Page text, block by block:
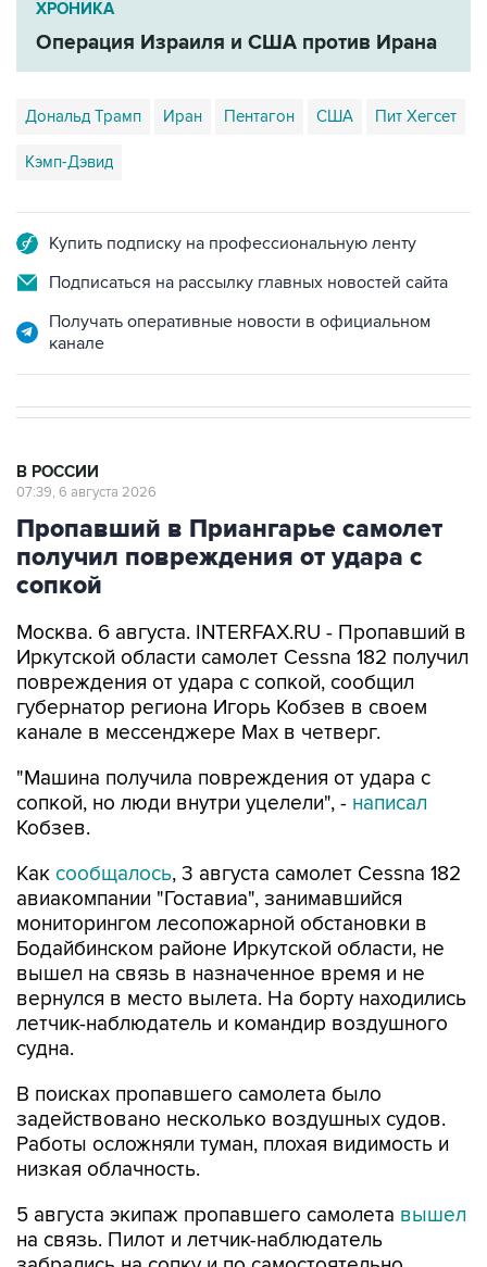
ХРОНИКА
Операция Израиля и США против Ирана
Дональд Трамп Иран Пентагон США Пит Хегсет
Кэмп-Дэвид
Купить подписку на профессиональную ленту
Подписаться на рассылку главных новостей сайта
Получать оперативные новости в официальном
канале
В РОССИИ
07:39, 6 августа 2026
Пропавший в Приангарье самолет
получил повреждения от удара с
сопкой
Москва. 6 августа. INTERFAX.RU - Пропавший в
Иркутской области самолет Cessna 182 получил
повреждения от удара с сопкой, сообщил
губернатор региона Игорь Кобзев в своем
канале в мессенджере Мах в четверг.
"Машина получила повреждения от удара с
сопкой, но люди внутри уцелели", - написал
Кобзев.
Как сообщалось, 3 августа самолет Cessna 182
авиакомпании "Гоставиа", занимавшийся
мониторингом лесопожарной обстановки в
Бодайбинском районе Иркутской области, не
вышел на связь в назначенное время и не
вернулся в место вылета. На борту находились
летчик-наблюдатель и командир воздушного
судна.
В поисках пропавшего самолета было
задействовано несколько воздушных судов.
Работы осложняли туман, плохая видимость и
низкая облачность.
5 августа экипаж пропавшего самолета вышел
на связь. Пилот и летчик-наблюдатель